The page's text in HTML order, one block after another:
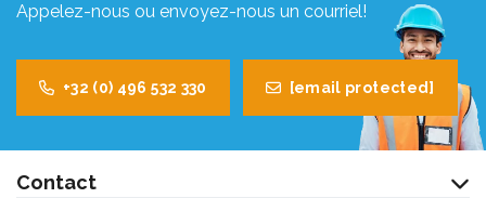
Appelez-nous ou envoyez-nous un courriel!
+32 (0) 496 532 330 [email protected]
Contact